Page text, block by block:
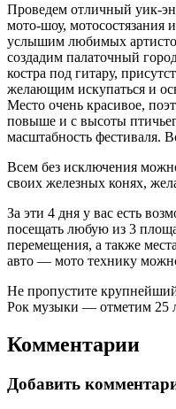
Проведем отличный уик-
мото-шоу, мотосостязания
услышим любимых
создадим палаточный
костра под гитару,
желающим искупаться и
Место очень красивое,
повыше и с высоты
масштабность фестиваля.
Всем без исключения
своих железных конях,
За эти 4 дня у вас есть
посещать любую из 3
перемещения, а также
авто — мото технику
Не пропустите
Рок музыки — отметим 25
Комментарии
Добавить